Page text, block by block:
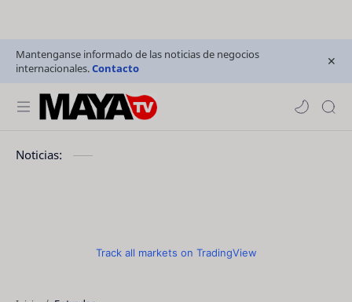
Mantenganse informado de las noticias de negocios
internacionales.Contacto
Noticias:
Track all markets on TradingView